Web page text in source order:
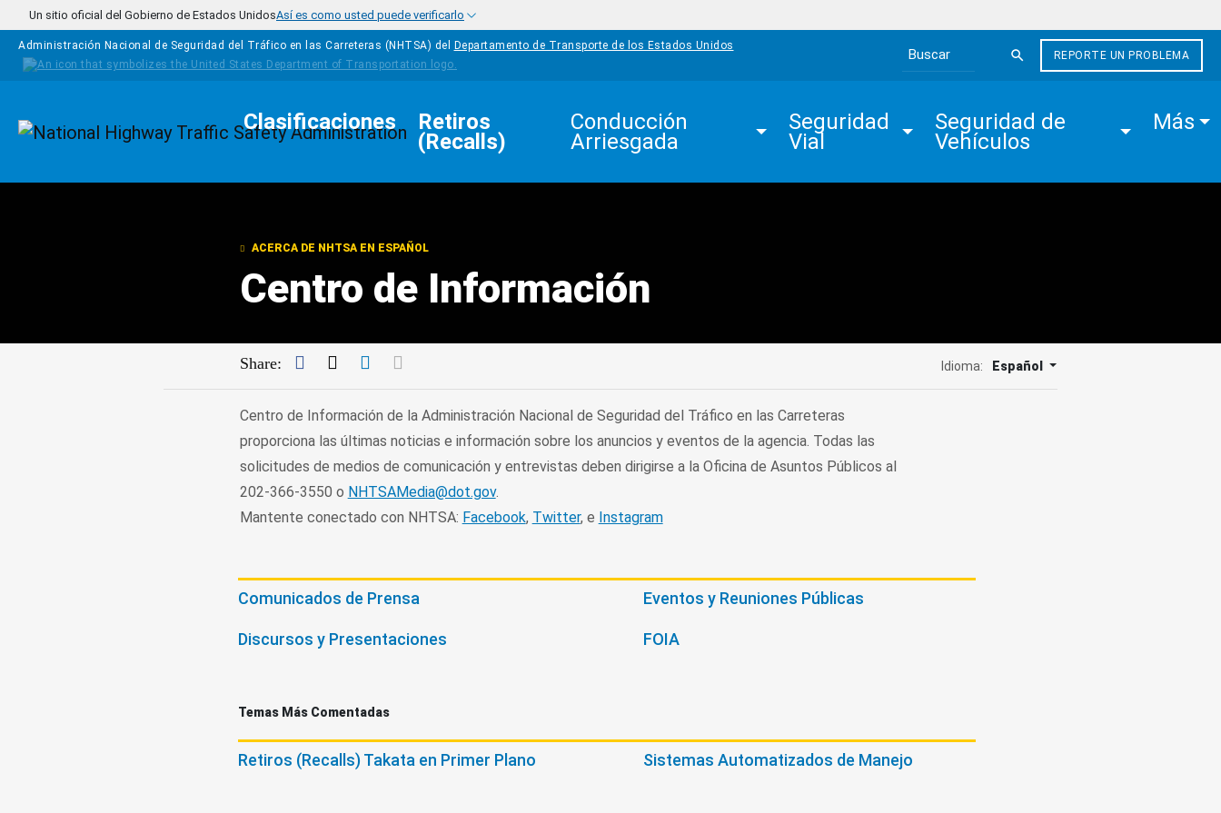
Pasar al contenido principal
Un sitio oficial del Gobierno de Estados UnidosAsí es como usted puede verificarlo
Administración Nacional de Seguridad del Tráfico en las Carreteras (NHTSA) del
Departamento de Transporte de los Estados Unidos
Search the site
REPORTE UN PROBLEMA
Homepage
Clasificaciones Retiros
(Recalls)
Conducción
Arriesgada
Seguridad
Vial
Seguridad de
Vehículos
Más
ACERCA DE NHTSA EN ESPAÑOL
Centro de Información
Idioma: Español
Share: Facebook
TwitterLinkedIn
Centro de Información de la Administración Nacional de Seguridad del Tráfico en las Carreteras
proporciona las últimas noticias e información sobre los anuncios y eventos de la agencia. Todas las
solicitudes de medios de comunicación y entrevistas deben dirigirse a la Oficina de Asuntos Públicos al
202-366-3550 o NHTSAMedia@dot.gov.
Mantente conectado con NHTSA: Facebook, Twitter, e Instagram
Comunicados de Prensa Eventos y Reuniones Públicas
Discursos y Presentaciones FOIA
Temas Más Comentadas
Retiros (Recalls) Takata en Primer Plano Sistemas Automatizados de Manejo